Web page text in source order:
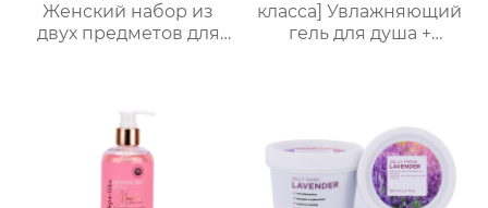
Женский набор из
двух предметов для
подносом, три
варианта изысканной
упаковки,
класса] Увлажняющий
гель для душа +
праздничный
подарок, возможность
нанесения логотипа